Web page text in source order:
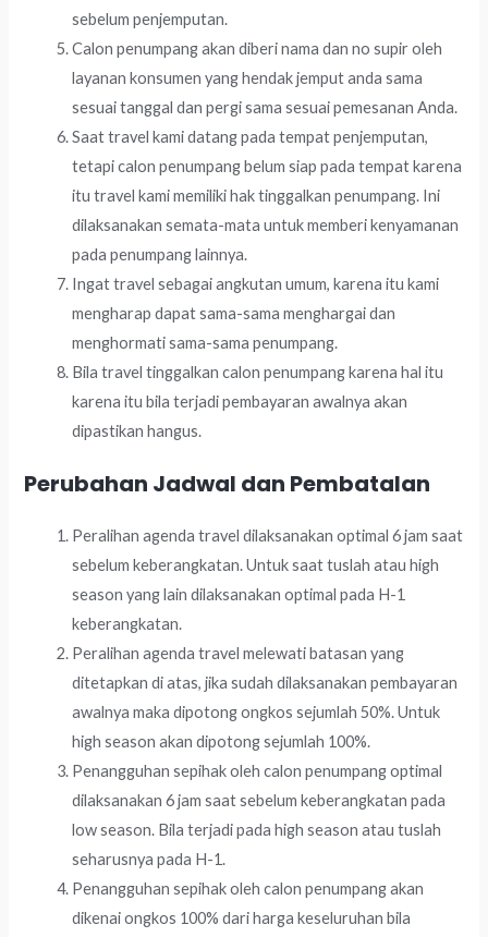
sebelum penjemputan.
Calon penumpang akan diberi nama dan no supir oleh
layanan konsumen yang hendak jemput anda sama
sesuai tanggal dan pergi sama sesuai pemesanan Anda.
Saat travel kami datang pada tempat penjemputan,
tetapi calon penumpang belum siap pada tempat karena
itu travel kami memiliki hak tinggalkan penumpang. Ini
dilaksanakan semata-mata untuk memberi kenyamanan
pada penumpang lainnya.
Ingat travel sebagai angkutan umum, karena itu kami
mengharap dapat sama-sama menghargai dan
menghormati sama-sama penumpang.
Bila travel tinggalkan calon penumpang karena hal itu
karena itu bila terjadi pembayaran awalnya akan
dipastikan hangus.
Perubahan Jadwal dan Pembatalan
Peralihan agenda travel dilaksanakan optimal 6 jam saat
sebelum keberangkatan. Untuk saat tuslah atau high
season yang lain dilaksanakan optimal pada H-1
keberangkatan.
Peralihan agenda travel melewati batasan yang
ditetapkan di atas, jika sudah dilaksanakan pembayaran
awalnya maka dipotong ongkos sejumlah 50%. Untuk
high season akan dipotong sejumlah 100%.
Penangguhan sepihak oleh calon penumpang optimal
dilaksanakan 6 jam saat sebelum keberangkatan pada
low season. Bila terjadi pada high season atau tuslah
seharusnya pada H-1.
Penangguhan sepihak oleh calon penumpang akan
dikenai ongkos 100% dari harga keseluruhan bila